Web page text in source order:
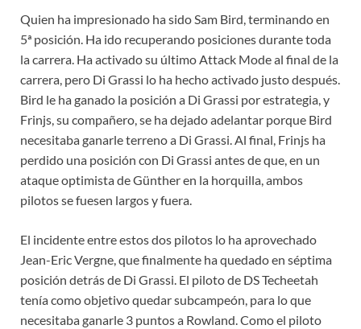
Quien ha impresionado ha sido Sam Bird, terminando en
5ª posición. Ha ido recuperando posiciones durante toda
la carrera. Ha activado su último Attack Mode al final de la
carrera, pero Di Grassi lo ha hecho activado justo después.
Bird le ha ganado la posición a Di Grassi por estrategia, y
Frinjs, su compañero, se ha dejado adelantar porque Bird
necesitaba ganarle terreno a Di Grassi. Al final, Frinjs ha
perdido una posición con Di Grassi antes de que, en un
ataque optimista de Günther en la horquilla, ambos
pilotos se fuesen largos y fuera.
El incidente entre estos dos pilotos lo ha aprovechado
Jean-Eric Vergne, que finalmente ha quedado en séptima
posición detrás de Di Grassi. El piloto de DS Techeetah
tenía como objetivo quedar subcampeón, para lo que
necesitaba ganarle 3 puntos a Rowland. Como el piloto